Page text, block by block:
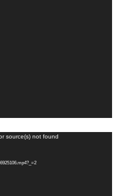
source(s) not found